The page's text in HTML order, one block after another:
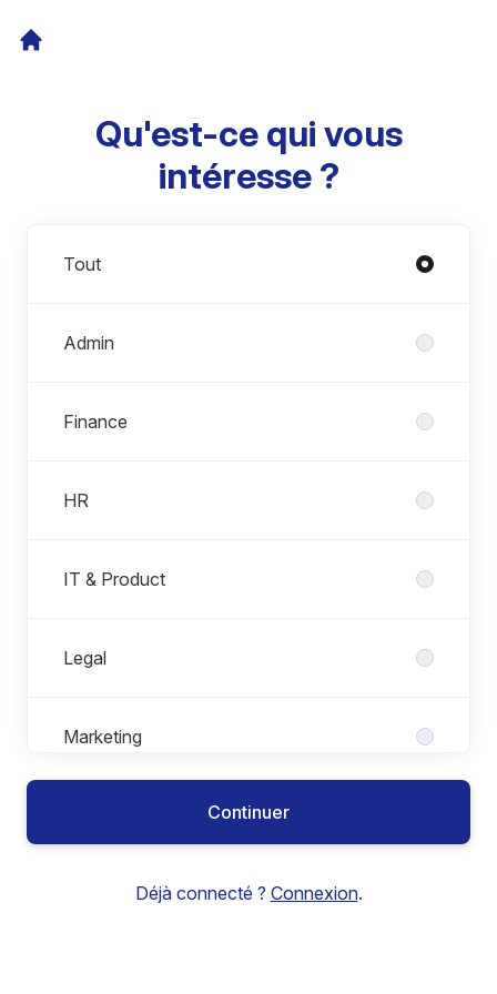
Qu'est-ce qui vous
intéresse ?
Tout
Admin
Finance
HR
IT & Product
Legal
Marketing
Continuer
Déjà connecté ? Connexion.